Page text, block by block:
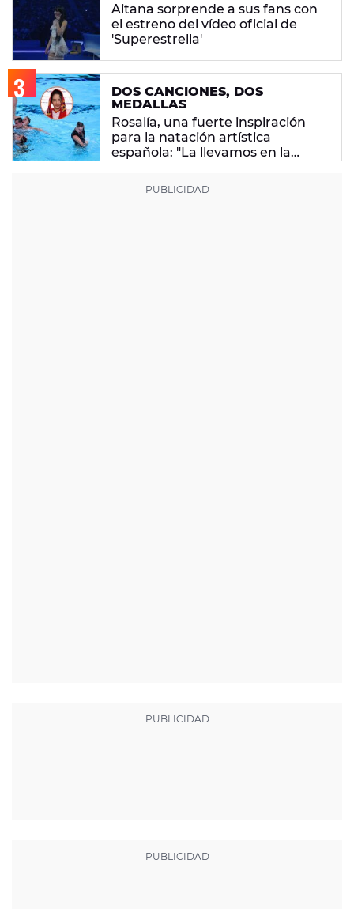
Aitana sorprende a sus fans con
el estreno del vídeo oficial de
'Superestrella'
DOS CANCIONES, DOS
MEDALLAS
Rosalía, una fuerte inspiración
para la natación artística
española: "La llevamos en la